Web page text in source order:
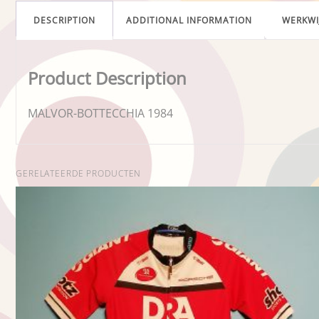
DESCRIPTION ADDITIONAL INFORMATION
Product Description
MALVOR-BOTTECCHIA 1984
GERELATEERDE PRODUCTEN